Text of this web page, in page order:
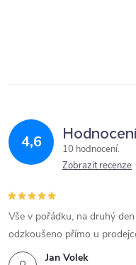
4,6
10 hodnocení
Zobrazit recenze
Jan Volek
Vše v pořádku, na druhý
odzkoušeno přímo u